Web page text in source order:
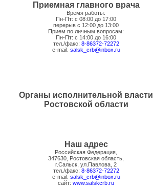
Приемная главного врача
Время работы:
Пн-Пт: с 08:00 до 17:00
перерыв с 12:00 до 13:00
Прием по личным вопросам:
Пн-Пт: с 14:00 до 16:00
тел./факс: 8-86372-72272
e-mail: salsk_crb@inbox.ru
Органы исполнительной власти
Ростовской области
Наш адрес
Российская Федерация,
347630, Ростовская область,
г.Сальск, ул.Павлова, 2
тел./факс: 8-86372-72272
e-mail: salsk_crb@inbox.ru
сайт: www.salskcrb.ru